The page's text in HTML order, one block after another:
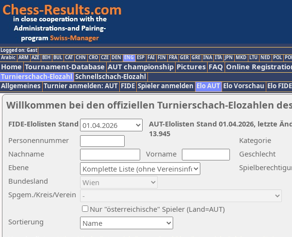
Logged on: Gast
Arabic ARM AZE BIH BUL CAT CHN CRO CZE DEN ENG ESP FAI FIN FRA GER GRE INA ITA JPN MKD LTU NED POL
Home Tournament-Database AUT championship Pictures FAQ Online
Turnierschach-Elozahl Schnellschach-Elozahl
Allgemeines Turnier anmelden: AUT FIDE Spieler anmelden Elo AUT Elo Vorschau Elo FIDE
Willkommen bei den offiziellen Turnierschach-Elozahlen
Nachname
Vorname
Ebene
Kategorie
Sortierung
Personennummer
Bundesland
Spgem./Kreis/Verein
Geschlecht
Nur "österreichische" Spieler (Land=AUT)
AUT-Elolisten Stand 01.04.2026, letzte
13.945
FIDE-Elolisten Stand